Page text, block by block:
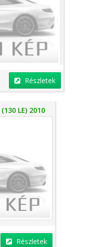
Részletek
(130 LE) 2010
Részletek